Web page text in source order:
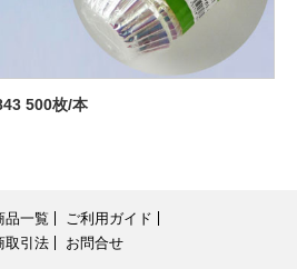
500枚/本
品一覧
ご利用ガイド
取引法
お問合せ